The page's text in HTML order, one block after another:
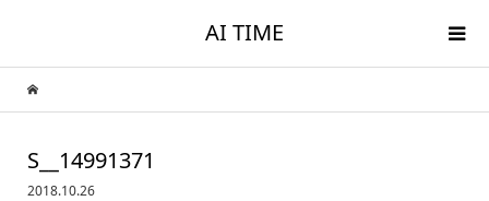
AI TIME
S__14991371
2018.10.26